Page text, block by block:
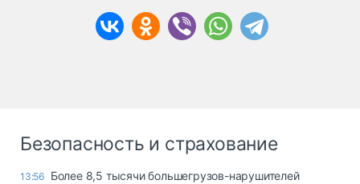
Безопасность и страхование
13:56 Более 8,5 тысячи большегрузов-нарушителей